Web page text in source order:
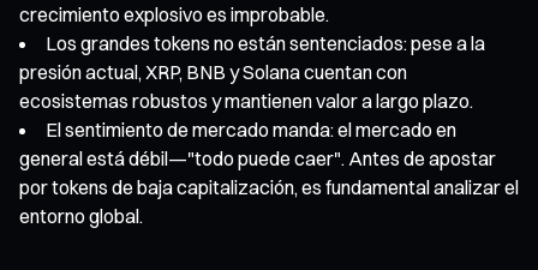
crecimiento explosivo es improbable.
Los grandes tokens no están sentenciados: pese a la
presión actual, XRP, BNB y Solana cuentan con
ecosistemas robustos y mantienen valor a largo plazo.
El sentimiento de mercado manda: el mercado en
general está débil—"todo puede caer". Antes de apostar
por tokens de baja capitalización, es fundamental analizar el
entorno global.